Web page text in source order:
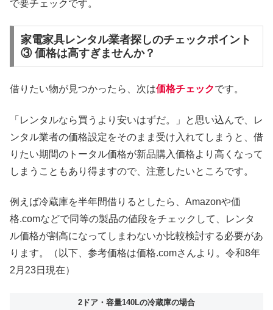
で要チェックです。
家電家具レンタル業者探しのチェックポイント
③ 価格は高すぎませんか？
借りたい物が見つかったら、次は価格チェックです。
「レンタルなら買うより安いはずだ。」と思い込んで、レ
ンタル業者の価格設定をそのまま受け入れてしまうと、借
りたい期間のトータル価格が新品購入価格より高くなって
しまうこともあり得ますので、注意したいところです。
例えば冷蔵庫を半年間借りるとしたら、Amazonや価
格.comなどで同等の製品の値段をチェックして、レンタ
ル価格が割高になってしまわないか比較検討する必要があ
ります。（以下、参考価格は価格.comさんより。令和8年
2月23日現在）
2ドア・容量140Lの冷蔵庫の場合